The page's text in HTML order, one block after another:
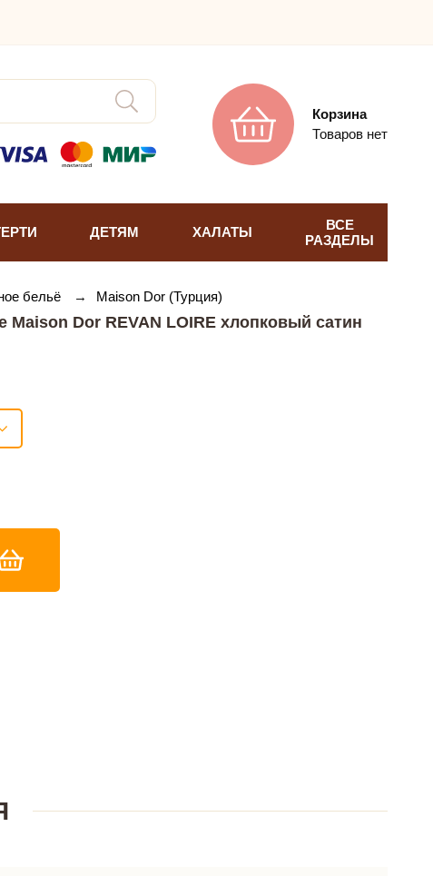
Корзина
Товаров нет
ДЕТЯМ ХАЛАТЫ
ВСЕ
РАЗДЕЛЫ
бельё → Maison Dor (Турция)
Maison Dor REVAN LOIRE хлопковый сатин